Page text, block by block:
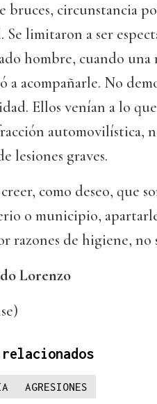
bruces, circunstancia
Se limitaron a ser
hombre, cuando una
a acompañarle. No
Ellos venían a lo
automovilística,
lesiones graves.
como deseo, que
o municipio,
razones de higiene,
Lorenzo
relacionados
AGRESIONES